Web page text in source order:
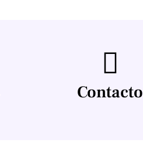
Contacto